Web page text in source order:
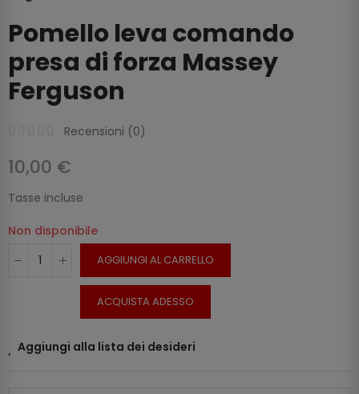
Pomello leva comando
presa di forza Massey
Ferguson
Recensioni (0)
10,00 €
Tasse incluse
Non disponibile
AGGIUNGI AL CARRELLO
ACQUISTA ADESSO
Aggiungi alla lista dei desideri